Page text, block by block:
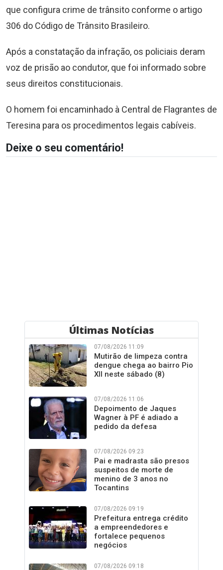
que configura crime de trânsito conforme o artigo
306 do Código de Trânsito Brasileiro.
Após a constatação da infração, os policiais deram
voz de prisão ao condutor, que foi informado sobre
seus direitos constitucionais.
O homem foi encaminhado à Central de Flagrantes de
Teresina para os procedimentos legais cabíveis.
Deixe o seu comentário!
Últimas Notícias
07/08/2026 11:09
Mutirão de limpeza contra
dengue chega ao bairro Pio
XII neste sábado (8)
07/08/2026 11:06
Depoimento de Jaques
Wagner à PF é adiado a
pedido da defesa
07/08/2026 09:23
Pai e madrasta são presos
suspeitos de morte de
menino de 3 anos no
Tocantins
07/08/2026 09:19
Prefeitura entrega crédito
a empreendedores e
fortalece pequenos
negócios
07/08/2026 09:18